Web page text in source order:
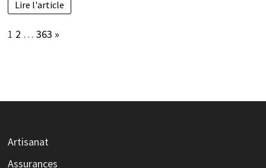
Lire l'article
Page:
1 2 … 363 Next
»
Artisanat
Assurances